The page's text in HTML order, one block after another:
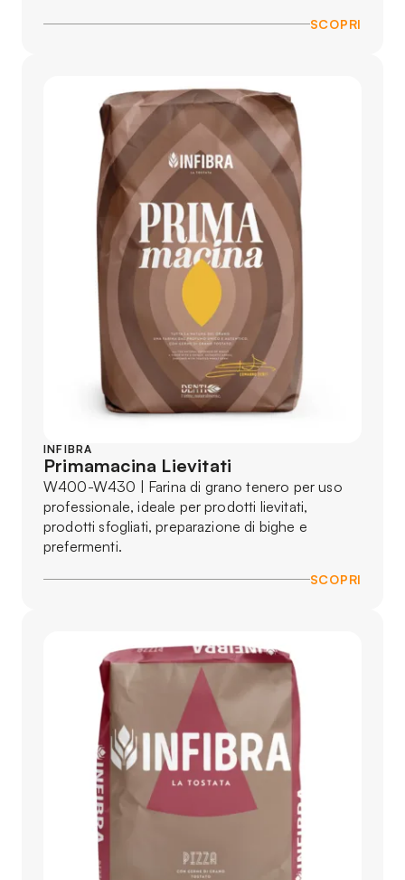
SCOPRI
INFIBRA
Primamacina Lievitati
W400-W430 | Farina di grano tenero per uso
professionale, ideale per prodotti lievitati,
prodotti sfogliati, preparazione di bighe e
prefermenti.
SCOPRI